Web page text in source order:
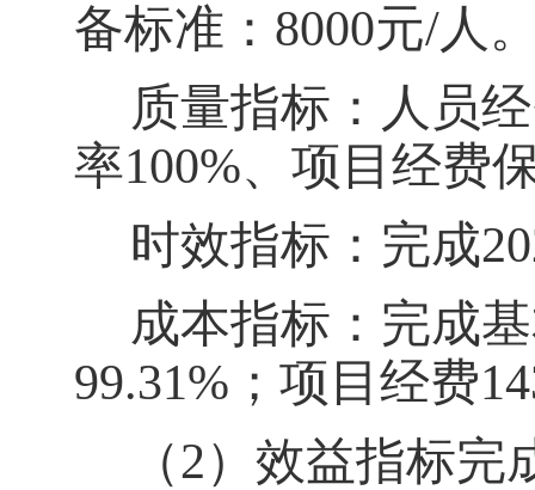
备标准：8000元/人
质量指标：人员
率100%、项目经费
时效指标：完成
成本指标：完成
99.31%；项目经费
（2） 效益指标完